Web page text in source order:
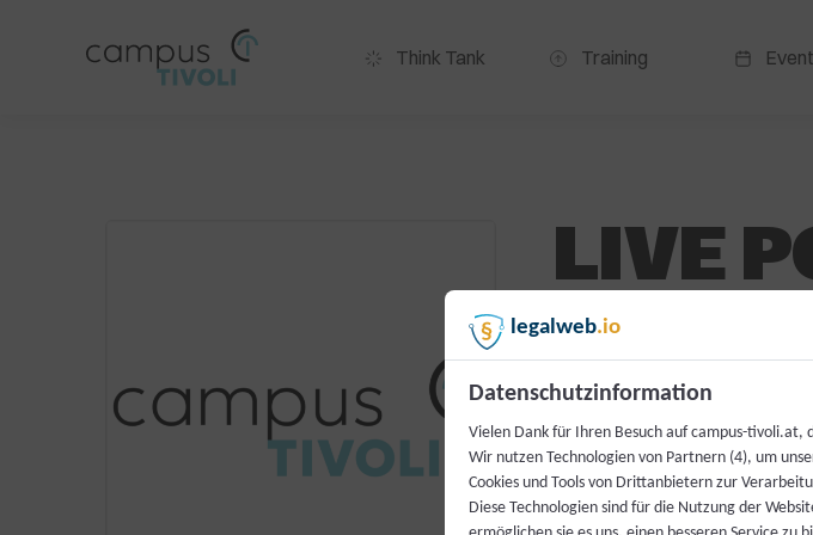
Think Tank Training
LIVE
IN
UNS
0,00€
legalweb.io
Datenschutzinformation
Vielen Dank für Ihren Besuch auf campus-tivoli.at,
Wir nutzen Technologien von Partnern (4), um
Cookies und Tools von Drittanbietern zur
Diese Technologien sind für die Nutzung der